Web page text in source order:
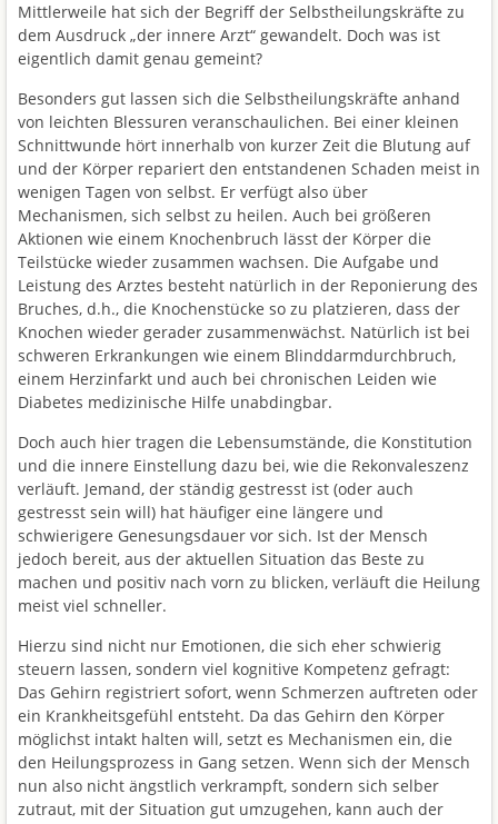
Mittlerweile hat sich der Begriff der Selbstheilungskräfte zu
dem Ausdruck „der innere Arzt“ gewandelt. Doch was ist
eigentlich damit genau gemeint?
Besonders gut lassen sich die Selbstheilungskräfte anhand
von leichten Blessuren veranschaulichen. Bei einer kleinen
Schnittwunde hört innerhalb von kurzer Zeit die Blutung auf
und der Körper repariert den entstandenen Schaden meist in
wenigen Tagen von selbst. Er verfügt also über
Mechanismen, sich selbst zu heilen. Auch bei größeren
Aktionen wie einem Knochenbruch lässt der Körper die
Teilstücke wieder zusammen wachsen. Die Aufgabe und
Leistung des Arztes besteht natürlich in der Reponierung des
Bruches, d.h., die Knochenstücke so zu platzieren, dass der
Knochen wieder gerader zusammenwächst. Natürlich ist bei
schweren Erkrankungen wie einem Blinddarmdurchbruch,
einem Herzinfarkt und auch bei chronischen Leiden wie
Diabetes medizinische Hilfe unabdingbar.
Doch auch hier tragen die Lebensumstände, die Konstitution
und die innere Einstellung dazu bei, wie die Rekonvaleszenz
verläuft. Jemand, der ständig gestresst ist (oder auch
gestresst sein will) hat häufiger eine längere und
schwierigere Genesungsdauer vor sich. Ist der Mensch
jedoch bereit, aus der aktuellen Situation das Beste zu
machen und positiv nach vorn zu blicken, verläuft die Heilung
meist viel schneller.
Hierzu sind nicht nur Emotionen, die sich eher schwierig
steuern lassen, sondern viel kognitive Kompetenz gefragt:
Das Gehirn registriert sofort, wenn Schmerzen auftreten oder
ein Krankheitsgefühl entsteht. Da das Gehirn den Körper
möglichst intakt halten will, setzt es Mechanismen ein, die
den Heilungsprozess in Gang setzen. Wenn sich der Mensch
nun also nicht ängstlich verkrampft, sondern sich selber
zutraut, mit der Situation gut umzugehen, kann auch der